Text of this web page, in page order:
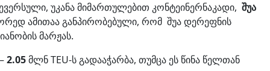
უკანა მიმართულებით კონტეინერნაკადი, შუა
ამითაა განპირობებული, რომ შუა დერეფნის
მარჟას.
2.05მლნ TEU-ს გადააჭარბა, თუმცა ეს წინა წელთან